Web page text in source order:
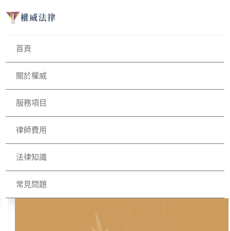
首頁
關於權威
服務項目
律師費用
法律知識
常見問題